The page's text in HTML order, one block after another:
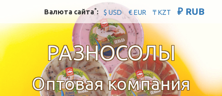
$ USD € EUR ₸ KZT ₽ RUB
Валюта сайта*:
РАЗНОСОЛЫ
Оптовая компания